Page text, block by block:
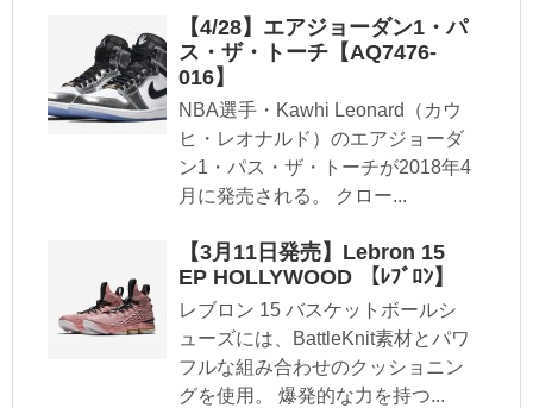
【4/28】エアジョーダン1・パ
ス・ザ・トーチ【AQ7476-
016】
NBA選手・Kawhi Leonard（カウ
ヒ・レオナルド）のエアジョーダ
ン1・パス・ザ・トーチが2018年4
月に発売される。 クロー...
【3月11日発売】Lebron 15
EP HOLLYWOOD 【ﾚﾌﾞﾛﾝ】
レブロン 15 バスケットボールシ
ューズには、BattleKnit素材とパワ
フルな組み合わせのクッショニン
グを使用。 爆発的な力を持つ...